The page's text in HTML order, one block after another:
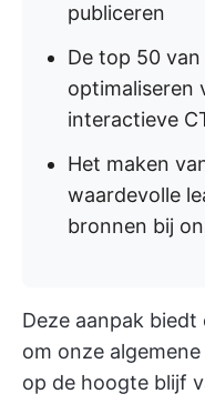
publiceren
De top 50
optimaliseren
interactieve
Het maken
waardevolle
bronnen bij
Deze aanpak
om onze
op de hoogte blijf